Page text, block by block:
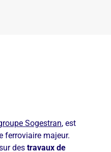
Sogestran, est
ferroviaire majeur.
des travaux de